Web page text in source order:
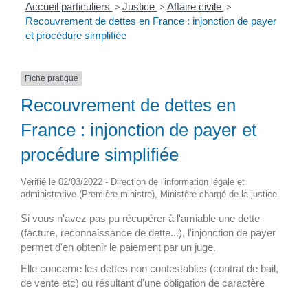
Accueil particuliers > Justice > Affaire civile >
Recouvrement de dettes en France : injonction de payer
et procédure simplifiée
Fiche pratique
Recouvrement de dettes en
France : injonction de payer et
procédure simplifiée
Vérifié le 02/03/2022 - Direction de l'information légale et
administrative (Première ministre), Ministère chargé de la justice
Si vous n'avez pas pu récupérer à l'amiable une dette
(facture, reconnaissance de dette...), l'injonction de payer
permet d'en obtenir le paiement par un juge.
Elle concerne les dettes non contestables (contrat de bail,
de vente etc) ou résultant d'une obligation de caractère